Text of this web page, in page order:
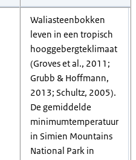
Waliasteenbokken
leven in een tropisch
hooggebergteklimaat
(Groves et al., 2011;
Grubb & Hoffmann,
2013; Schultz, 2005).
De gemiddelde
minimumtemperatuur
in Simien Mountains
National Park in